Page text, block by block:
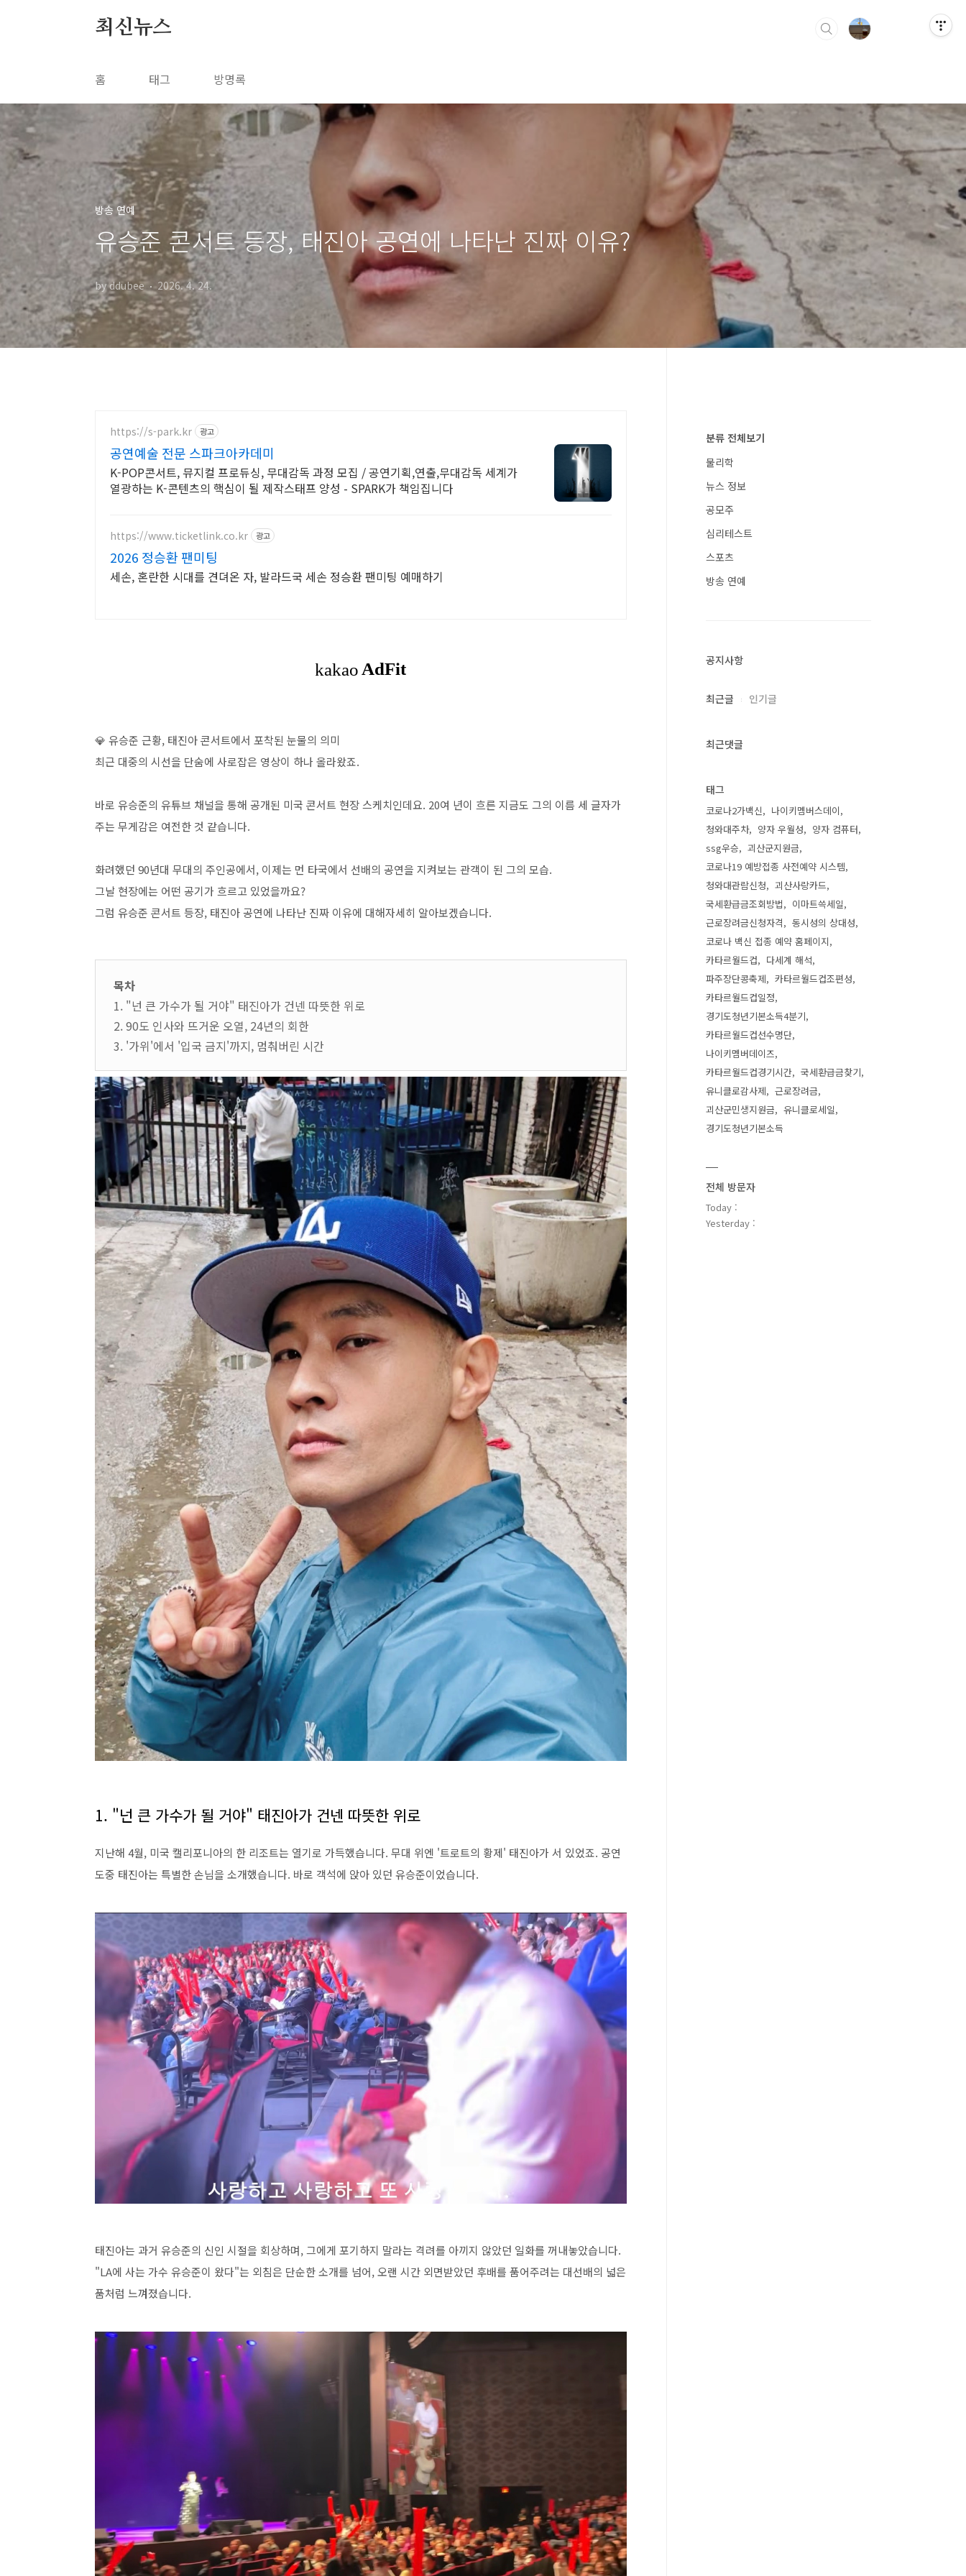
최신뉴스
홈 태그 방명록
방송 연예
유승준 콘서트 등장, 태진아 공연에 나타난 진짜 이유?
by ddubee 2026. 4. 24.
https://s-park.kr 광고
공연예술 전문 스파크아카데미
K-POP콘서트, 뮤지컬 프로듀싱, 무대감독 과정 모집 / 공연기획,연출,무대감독 세계가
열광하는 K-콘텐츠의 핵심이 될 제작스태프 양성 - SPARK가 책임집니다
https://www.ticketlink.co.kr 광고
2026 정승환 팬미팅
세손, 혼란한 시대를 견뎌온 자, 발라드국 세손 정승환 팬미팅 예매하기
💎 유승준 근황, 태진아 콘서트에서 포착된 눈물의 의미
최근 대중의 시선을 단숨에 사로잡은 영상이 하나 올라왔죠.
바로 유승준의 유튜브 채널을 통해 공개된 미국 콘서트 현장 스케치인데요. 20여 년이 흐른 지금도 그의 이름 세 글자가
주는 무게감은 여전한 것 같습니다.
화려했던 90년대 무대의 주인공에서, 이제는 먼 타국에서 선배의 공연을 지켜보는 관객이 된 그의 모습.
그날 현장에는 어떤 공기가 흐르고 있었을까요?
그럼 유승준 콘서트 등장, 태진아 공연에 나타난 진짜 이유에 대해자세히 알아보겠습니다.
목차
1. "넌 큰 가수가 될 거야" 태진아가 건넨 따뜻한 위로
2. 90도 인사와 뜨거운 오열, 24년의 회한
3. '가위'에서 '입국 금지'까지, 멈춰버린 시간
1. "넌 큰 가수가 될 거야" 태진아가 건넨 따뜻한 위로
지난해 4월, 미국 캘리포니아의 한 리조트는 열기로 가득했습니다. 무대 위엔 '트로트의 황제' 태진아가 서 있었죠. 공연
도중 태진아는 특별한 손님을 소개했습니다. 바로 객석에 앉아 있던 유승준이었습니다.
태진아는 과거 유승준의 신인 시절을 회상하며, 그에게 포기하지 말라는 격려를 아끼지 않았던 일화를 꺼내놓았습니다.
"LA에 사는 가수 유승준이 왔다"는 외침은 단순한 소개를 넘어, 오랜 시간 외면받았던 후배를 품어주려는 대선배의 넓은
품처럼 느껴졌습니다.
분류 전체보기
물리학
뉴스 정보
공모주
심리테스트
스포츠
방송 연예
공지사항
최근글 인기글
최근댓글
태그
코로나2가백신
나이키멤버스데이
청와대주차
양자 우월성
양자 컴퓨터
ssg우승
괴산군지원금
코로나19 예방접종 사전예약 시스템
청와대관람신청
괴산사랑카드
국세환급금조회방법
이마트쓱세일
근로장려금신청자격
동시성의 상대성
코로나 백신 접종 예약 홈페이지
카타르월드컵
다세계 해석
파주장단콩축제
카타르월드컵조편성
카타르월드컵일정
경기도청년기본소득4분기
카타르월드컵선수명단
나이키멤버데이즈
카타르월드컵경기시간
국세환급금찾기
유니클로감사제
근로장려금
괴산군민생지원금
유니클로세일
경기도청년기본소득
전체 방문자
Today :
Yesterday :